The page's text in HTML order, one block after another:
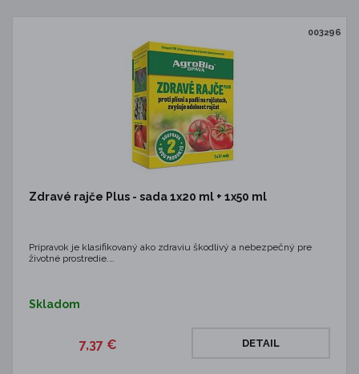
003296
Zdravé rajče Plus - sada 1x20 ml + 1x50 ml
Prípravok je klasifikovaný ako zdraviu škodlivý a nebezpečný pre
životné prostredie.…
Skladom
7,37 € DETAIL